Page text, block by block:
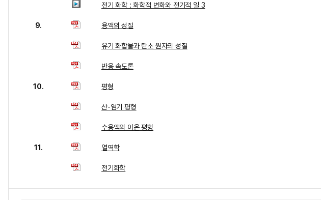
전기 화학 : 화학적 변화와 전기적 일 3
9. 용액의 성질
유기 화합물과 탄소 원자의 성질
반응 속도론
10. 평형
산-염기 평형
수용액의 이온 평형
11. 열역학
전기화학